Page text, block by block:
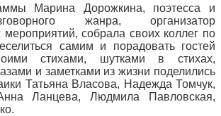
Марина Дорожкина, поэтесса и
жанра, организатор
мероприятий, собрала своих коллег по
самим и порадовать гостей
стихами, шутками в стихах,
и заметками из жизни поделились
Татьяна Власова, Надежда Томчук,
Ланцева, Людмила Павловская,